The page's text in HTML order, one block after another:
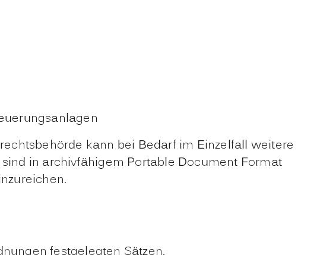
kann bei Bedarf im Einzelfall weitere
in archivfähigem Portable Document Format